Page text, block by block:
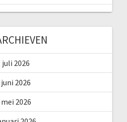
juli 2026
juni 2026
mei 2026